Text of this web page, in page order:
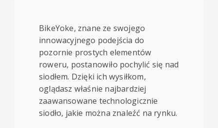
BikeYoke, znane ze swojego
innowacyjnego podejścia do
pozornie prostych elementów
roweru, postanowiło pochylić się nad
siodłem. Dzięki ich wysiłkom,
oglądasz właśnie najbardziej
zaawansowane technologicznie
siodło, jakie można znaleźć na rynku.